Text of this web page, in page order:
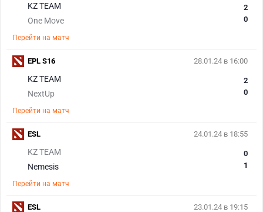
KZ TEAM
One Move
2
0
Перейти на матч
28.01.24 в 16:00
KZ TEAM
NextUp
2
0
Перейти на матч
EPL S16
24.01.24 в 18:55
KZ TEAM
Nemesis
0
1
Перейти на матч
ESL
23.01.24 в 19:15
ESL